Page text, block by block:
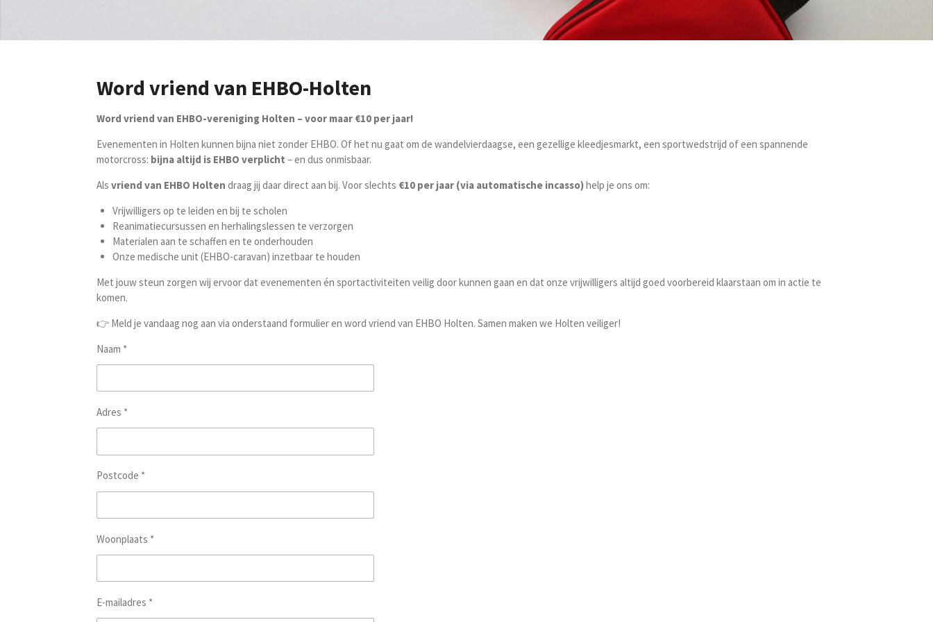
Word vriend van EHBO-Holten
Word vriend van EHBO-vereniging Holten – voor maar €10 per jaar!
Evenementen in Holten kunnen bijna niet zonder EHBO. Of het nu gaat om de wandelvierdaagse, een gezellige kleedjesmarkt, een sportwedstrijd of een spannende
motorcross: bijna altijd is EHBO verplicht – en dus onmisbaar.
Als vriend van EHBO Holten draag jij daar direct aan bij. Voor slechts €10 per jaar (via automatische incasso)help je ons om:
Vrijwilligers op te leiden en bij te scholen
Reanimatiecursussen en herhalingslessen te verzorgen
Materialen aan te schaffen en te onderhouden
Onze medische unit (EHBO-caravan) inzetbaar te houden
Met jouw steun zorgen wij ervoor dat evenementen én sportactiviteiten veilig door kunnen gaan en dat onze vrijwilligers altijd goed voorbereid klaarstaan om in actie te
komen.
👉 Meld je vandaag nog aan via onderstaand formulier en word vriend van EHBO Holten. Samen maken we Holten veiliger!
Naam *
Adres *
Postcode *
Woonplaats *
E-mailadres *